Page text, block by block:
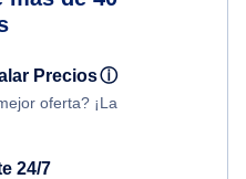
Preciosⓘ
oferta? ¡La
24/7